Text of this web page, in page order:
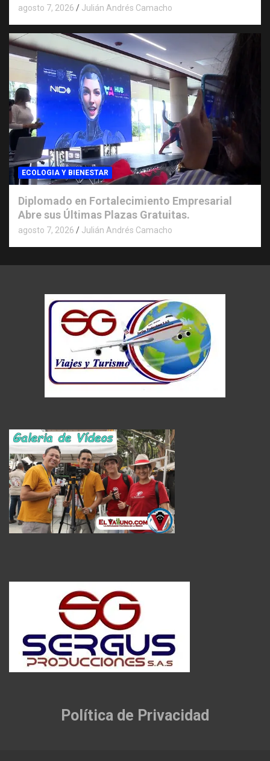
agosto 7, 2026 Julián Andrés Camacho
ECOLOGIA Y BIENESTAR
Diplomado en Fortalecimiento Empresarial
Abre sus Últimas Plazas Gratuitas.
agosto 7, 2026 Julián Andrés Camacho
Política de Privacidad